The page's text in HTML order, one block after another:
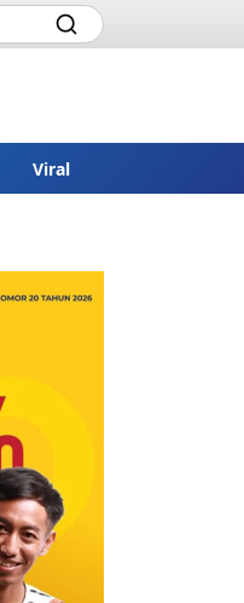
Viral